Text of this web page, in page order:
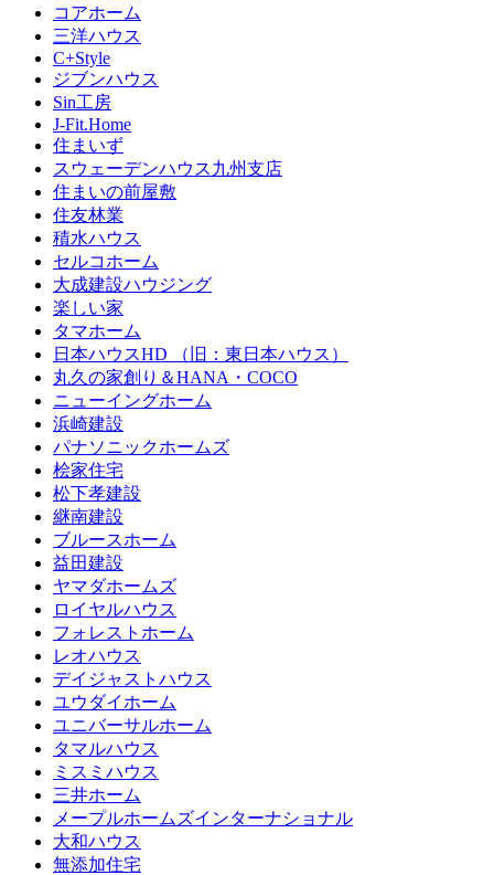
コアホーム
三洋ハウス
C+Style
ジブンハウス
Sin工房
J-Fit.Home
住まいず
スウェーデンハウス九州支店
住まいの前屋敷
住友林業
積水ハウス
セルコホーム
大成建設ハウジング
楽しい家
タマホーム
日本ハウスHD （旧：東日本ハウス）
丸久の家創り＆HANA・COCO
ニューイングホーム
浜崎建設
パナソニックホームズ
桧家住宅
松下孝建設
継南建設
ブルースホーム
益田建設
ヤマダホームズ
ロイヤルハウス
フォレストホーム
レオハウス
デイジャストハウス
ユウダイホーム
ユニバーサルホーム
タマルハウス
ミスミハウス
三井ホーム
メープルホームズインターナショナル
大和ハウス
無添加住宅